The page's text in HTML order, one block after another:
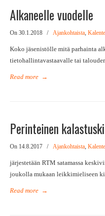
Alkaneelle vuodelle
On 30.1.2018 / Ajankohtaista,
Koko jäsenistölle mitä parhainta
tietohallintavastaavalle tai
Read more →
Perinteinen
On 14.8.2017 / Ajankohtaista,
järjestetään RTM satamassa
joukolla mukaan leikkimieliseen
Read more →